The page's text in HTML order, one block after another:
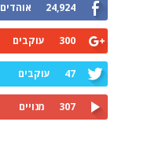
24,924 אוהדים
300 עוקבים
47 עוקבים
307 מנויים